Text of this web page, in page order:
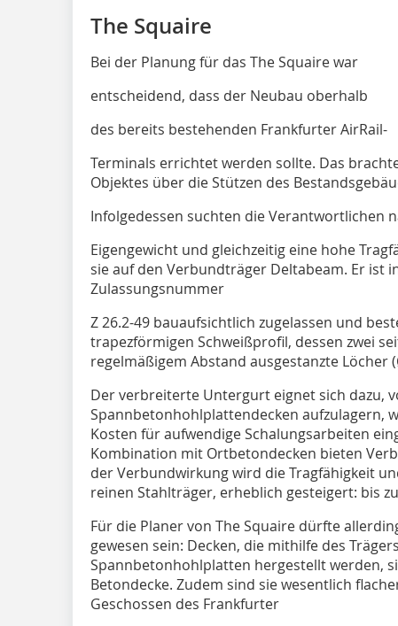
The Squaire
Bei der Planung für das The Squaire war
entscheidend, dass der Neubau oberhalb
des bereits bestehenden Frankfurter AirRail-
Terminals errichtet werden sollte. Das
Objektes über die Stützen des
Infolgedessen suchten die Verantwortlichen
Eigengewicht und gleichzeitig eine hohe
sie auf den Verbundträger Deltabeam. Er ist
Zulassungsnummer
Z 26.2-49 bauaufsichtlich zugelassen und
trapezförmigen Schweißprofil, dessen zwei
regelmäßigem Abstand ausgestanzte Löcher
Der verbreiterte Untergurt eignet sich dazu,
Spannbetonhohlplattendecken aufzulagern,
Kosten für aufwendige Schalungsarbeiten
Kombination mit Ortbetondecken bieten
der Verbundwirkung wird die Tragfähigkeit
reinen Stahlträger, erheblich gesteigert: bis
Für die Planer von The Squaire dürfte
gewesen sein: Decken, die mithilfe des
Spannbetonhohlplatten hergestellt werden,
Betondecke. Zudem sind sie wesentlich
Geschossen des Frankfurter